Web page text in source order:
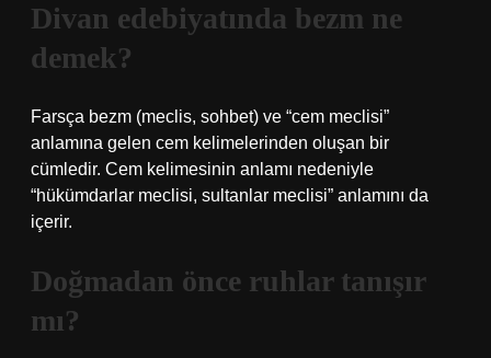
Divan edebiyatında bezm ne
demek?
Farsça bezm (meclis, sohbet) ve “cem meclisi”
anlamına gelen cem kelimelerinden oluşan bir
cümledir. Cem kelimesinin anlamı nedeniyle
“hükümdarlar meclisi, sultanlar meclisi” anlamını da
içerir.
Doğmadan önce ruhlar tanışır
mı?